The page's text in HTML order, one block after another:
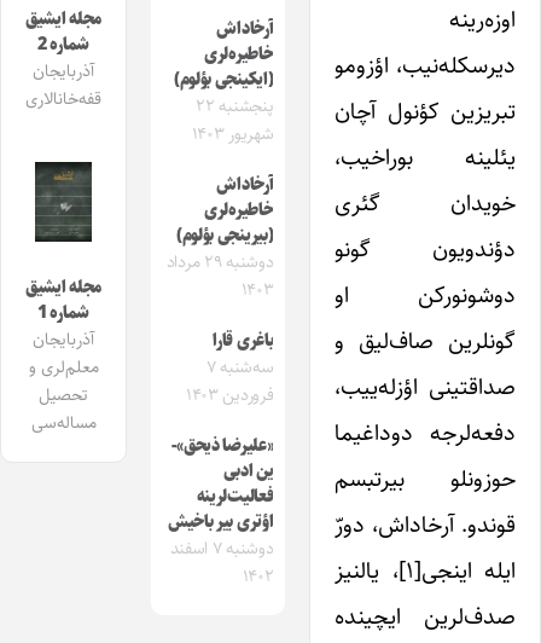
اوزه‌رینه
دیرسکله‌نیب، اؤزومو
تبریزین کؤنول آچان
یئلینه بوراخیب،
خویدان گئری
دؤندویون گونو
دوشونورکن او
گونلرین صاف‌لیق و
صداقتینی اؤزله‌ییب،
دفعه‌لرجه دوداغیما
حوزونلو بیرتبسم
قوندو. آرخاداش، دورّ
ایله اینجی[۱]، یالنیز
صدف‌لرین ایچینده‌
آرخاداش
خاطیره‌لری
(ایکینجی بؤلوم)
پنجشنبه ۲۲
شهریور ۱۴۰۳
آرخاداش
خاطیره‌لری
(بیرینجی بؤلوم)
دوشنبه ۲۹ مرداد
۱۴۰۳
باغری قارا
سه‌شنبه ۷
فروردین ۱۴۰۳
«علیرضا ذیحق»-
ین ادبی
فعالیت‌لرینه
اؤتری بیر باخیش
دوشنبه ۷ اسفند
۱۴۰۲
مجله ایشیق
شماره 2
آذربایجان
قفه‌خانالاری
مجله ایشیق
شماره 1
آذربایجان
معلم‌لری و
تحصیل
مساله‌سی